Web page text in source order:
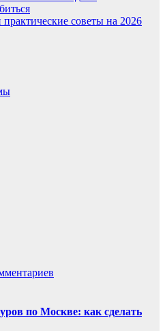
советы на 2026
по Москве: как сделать